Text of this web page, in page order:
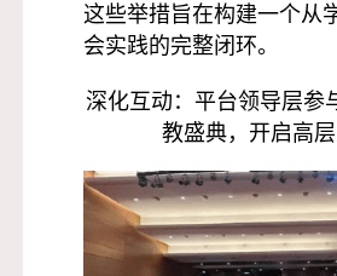
这些举措旨在构建一个从
会实践的完整闭环。
深化互动： 平台领导层参
教盛典，开启高